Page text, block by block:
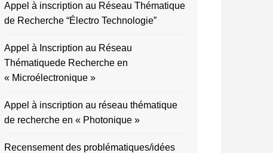
Appel à inscription au Réseau Thématique
de Recherche “Électro Technologie”
Appel à Inscription au Réseau
Thématiquede Recherche en
« Microélectronique »
Appel à inscription au réseau thématique
de recherche en « Photonique »
Recensement des problématiques/idées